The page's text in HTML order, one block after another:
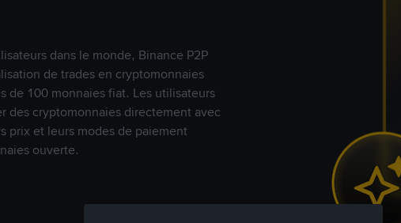
dans le monde, Binance P2P
de trades en cryptomonnaies
de 100 monnaies fiat. Les utilisateurs
des cryptomonnaies directement avec
prix et leurs modes de paiement
ouverte.